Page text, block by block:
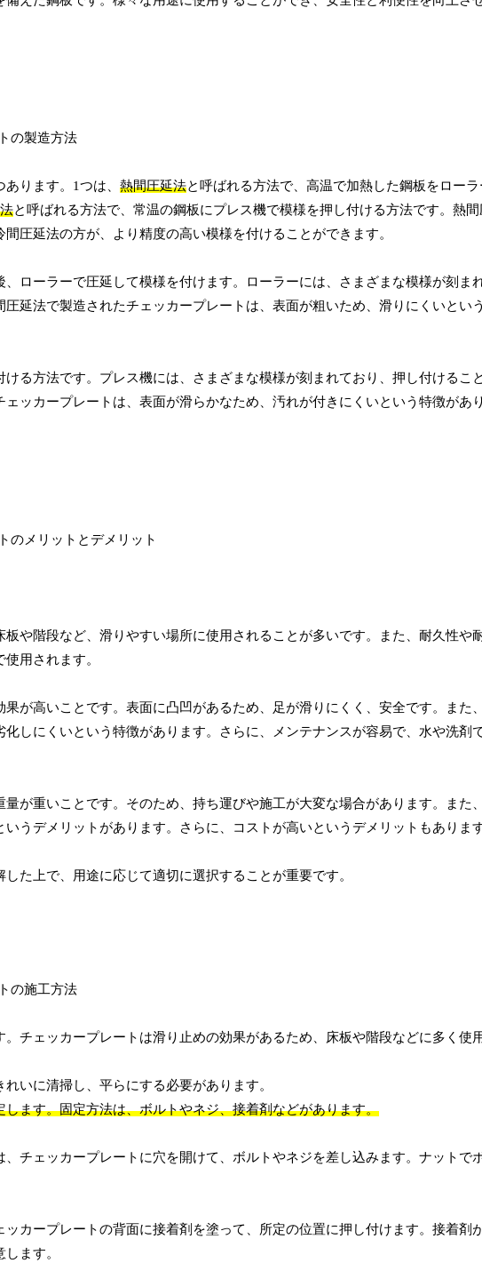
ります。1つは、 熱間圧延法と呼ばれる方法で、高温で加熱した鋼板をロー
と呼ばれる方法で、常温の鋼板にプレス機で模様を押し付ける方法です。熱
圧延法の方が、より精度の高い模様を付けることができます。
ローラーで圧延して模様を付けます。ローラーには、さまざまな模様が刻ま
延法で製造されたチェッカープレートは、表面が粗いため、滑りにくいとい
る方法です。プレス機には、さまざまな模様が刻まれており、押し付けるこ
ッカープレートは、表面が滑らかなため、汚れが付きにくいという特徴があ
や階段など、滑りやすい場所に使用されることが多いです。また、耐久性や
用されます。
が高いことです。表面に凸凹があるため、足が滑りにくく、安全です。また
しにくいという特徴があります。さらに、メンテナンスが容易で、水や洗剤
が重いことです。そのため、持ち運びや施工が大変な場合があります。また
うデメリットがあります。さらに、コストが高いというデメリットもありま
た上で、用途に応じて適切に選択することが重要です。
チェッカープレートは滑り止めの効果があるため、床板や階段などに多く使
いに清掃し、平らにする必要があります。
ます。固定方法は、ボルトやネジ、接着剤などがあります。
チェッカープレートに穴を開けて、ボルトやネジを差し込みます。ナットで
カープレートの背面に接着剤を塗って、所定の位置に押し付けます。接着剤
ます。